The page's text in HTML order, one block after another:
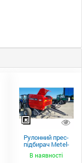
Рулонний прес-
підбирач Metel-
Fach Z 587
В наявності